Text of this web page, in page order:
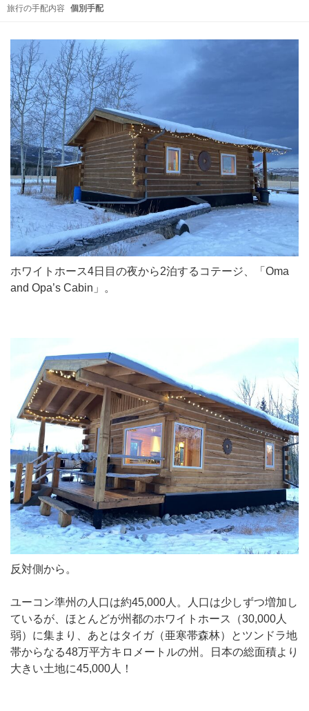
旅行の手配内容
個別手配
ホワイトホース4日目の夜から2泊するコテージ、「Oma
and Opa’s Cabin」。
反対側から。
ユーコン準州の人口は約45,000人。人口は少しずつ増加し
ているが、ほとんどが州都のホワイトホース（30,000人
弱）に集まり、あとはタイガ（亜寒帯森林）とツンドラ地
帯からなる48万平方キロメートルの州。日本の総面積より
大きい土地に45,000人！